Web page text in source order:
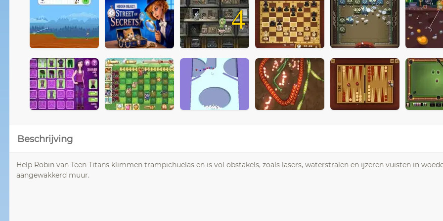
4
Beschrijving
Help Robin van Teen Titans klimmen trampichuelas en is vol obstakels, zoals lasers, waterstralen en ijzeren vuisten in
aangewakkerd muur.